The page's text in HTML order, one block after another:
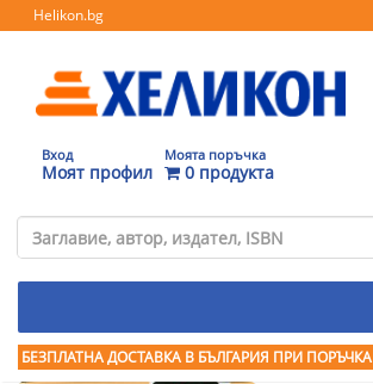
Helikon.bg
Вход
Моят профил
Моята поръчка
0 продукта
БЕЗПЛАТНА ДОСТАВКА В БЪЛГАРИЯ ПРИ ПОРЪЧКА